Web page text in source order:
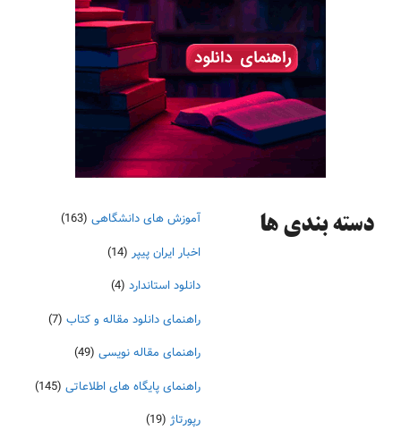
دسته‌ بندی ها آموزش های دانشگاهی (163)
اخبار ایران پیپر (14)
دانلود استاندارد (4)
راهنمای دانلود مقاله و کتاب (7)
راهنمای مقاله نویسی (49)
راهنمای پایگاه های اطلاعاتی (145)
رپورتاژ (19)